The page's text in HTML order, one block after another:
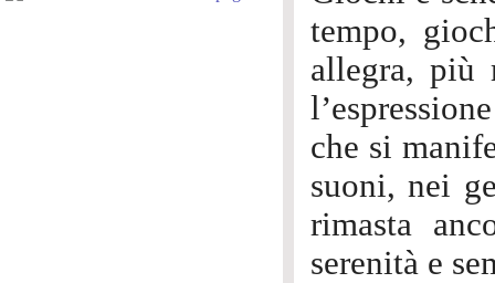
tempo,
allegra, più
che si
suoni, nei
rimasta
serenità e